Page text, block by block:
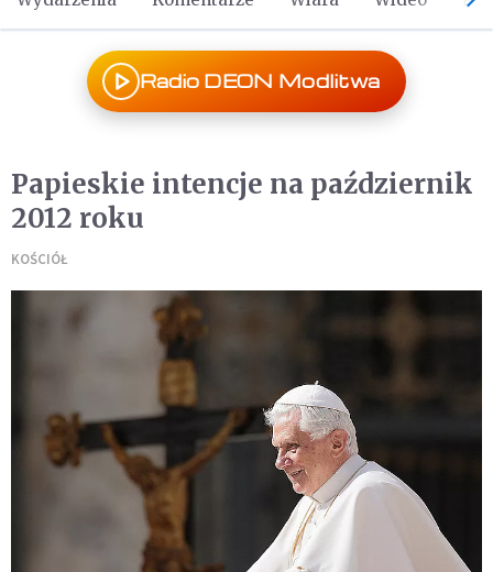
Radio DEON Modlitwa
Papieskie intencje na październik
2012 roku
KOŚCIÓŁ